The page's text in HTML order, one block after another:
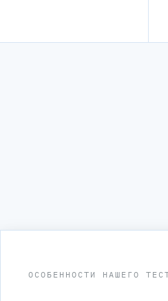
ОСОБЕННОСТИ НАШЕГО